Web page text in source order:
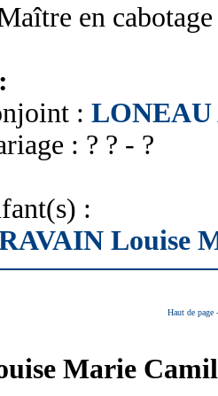
en cabotage
: LONEAU
: ? ? - ?
:
Louise
Haut de page
Marie